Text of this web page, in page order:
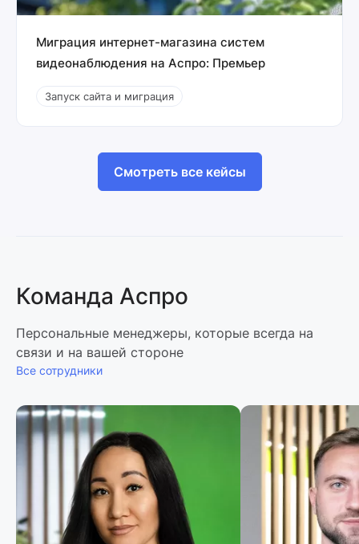
Миграция интернет-магазина систем
видеонаблюдения на Аспро: Премьер
Запуск сайта и миграция
Смотреть все кейсы
Команда Аспро
Персональные менеджеры, которые всегда на
связи и на вашей стороне
Все сотрудники